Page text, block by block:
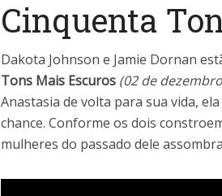
Cinquenta
Dakota Johnson e Jamie Dornan
Tons Mais Escuros (02 de
Anastasia de volta para sua vida,
chance. Conforme os dois
mulheres do passado dele